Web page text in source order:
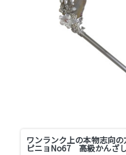
ワンランク上の本物志向の
ピニョNo67 高級かんざ